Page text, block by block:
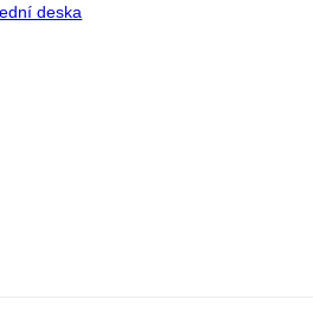
deska